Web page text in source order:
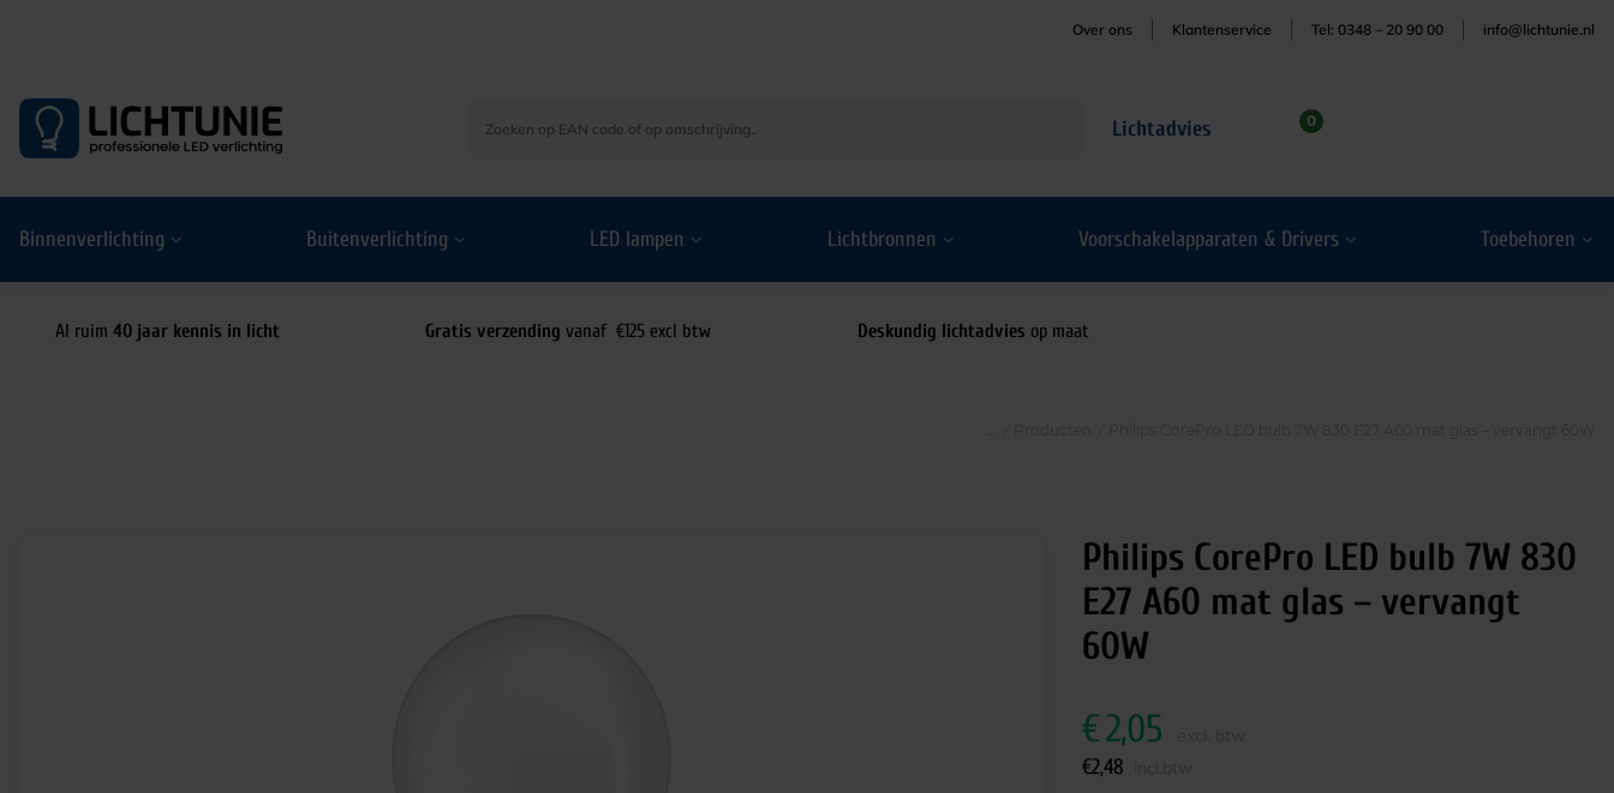
Over ons Klantenservice Tel: 0348 – 20 90 00 info@lichtunie.nl
Lichtadvies 0
Binnenverlichting Buitenverlichting LED lampen Lichtbronnen Voorschakelapparaten & Drivers Toebehoren
Al ruim 40 jaar kennis in licht Gratis verzending vanaf €125 excl btw Deskundig lichtadvies op maat
Philips CorePro LED bulb 7W 830
E27 A60 mat glas – vervangt
60W
€2,05
€2,48